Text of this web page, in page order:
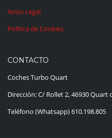
Aviso Legal
Política de Cookies
CONTACTO
Coches Turbo Quart
Dirección: C/ Rollet 2, 46930 Quart
Teléfono (Whatsapp) 610.198.805